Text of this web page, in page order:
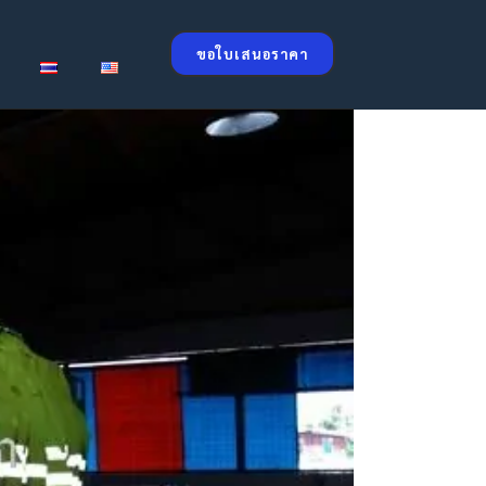
ขอใบเสนอราคา